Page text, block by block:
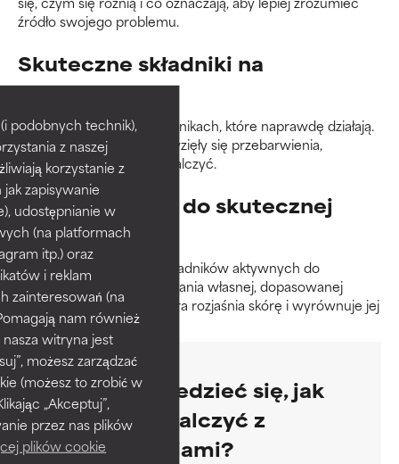
podobnych technik),
z naszej
korzystanie z
zapisywanie
udostępnianie w
(na platformach
itp.) oraz
i reklam
zainteresowań (na
nam również
witryna jest
możesz zarządzać
(możesz to zrobić w
„Akceptuj”,
przez nas plików
plików cookie
źródło swojego problemu.
Skuteczne składniki na
przebarwienia
Dzień 2 skupia się na składnikach, które naprawdę działają.
Bez względu na to, skąd wzięły się przebarwienia,
pokażemy Ci, jak z nimi walczyć.
Od składników do skutecznej
pielęgnacji
Dzień 3 to przejście od składników aktywnych do
gotowych formuł i budowania własnej, dopasowanej
rutyny pielęgnacyjnej, która rozjaśnia skórę i wyrównuje jej
koloryt.
Chcesz dowiedzieć się, jak
skutecznie walczyć z
przebarwieniami?